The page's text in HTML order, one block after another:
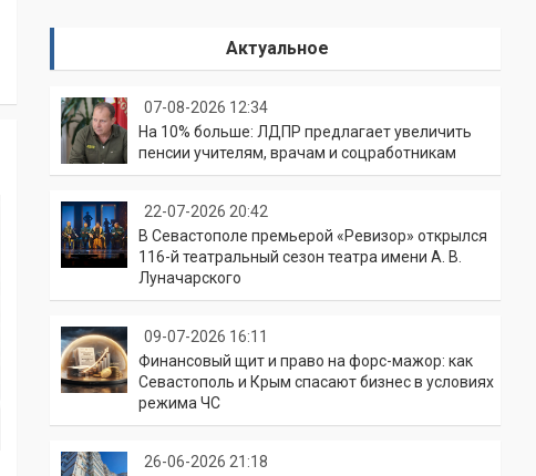
Актуальное
07-08-2026 12:34
На 10% больше: ЛДПР предлагает увеличить
пенсии учителям, врачам и соцработникам
22-07-2026 20:42
В Севастополе премьерой «Ревизор» открылся
116-й театральный сезон театра имени А. В.
Луначарского
09-07-2026 16:11
Финансовый щит и право на форс-мажор: как
Севастополь и Крым спасают бизнес в условиях
режима ЧС
26-06-2026 21:18